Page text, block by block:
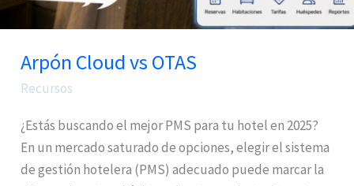
Arpón Cloud vs OTAS
Recursos
¿Estás buscando el mejor PMS para tu hotel en 2025?
En un mercado saturado de opciones, elegir el sistema
de gestión hotelera (PMS) adecuado puede marcar la